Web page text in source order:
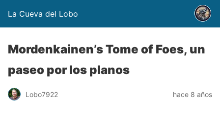
La Cueva del Lobo
Mordenkainen’s Tome of Foes, un
paseo por los planos
Lobo7922 hace 8 años